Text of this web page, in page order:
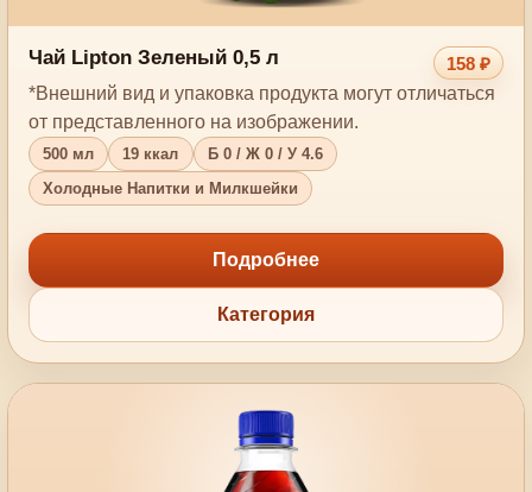
Чай Lipton Зеленый 0,5 л
158 ₽
*Внешний вид и упаковка продукта могут отличаться
от представленного на изображении.
500 мл 19 ккал
Б 0 / Ж 0 / У 4.6
Холодные Напитки и Милкшейки
Подробнее
Категория